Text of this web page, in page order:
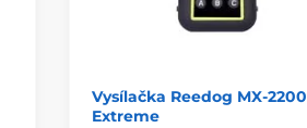
Vysílačka Reedog MX-2200
Extreme